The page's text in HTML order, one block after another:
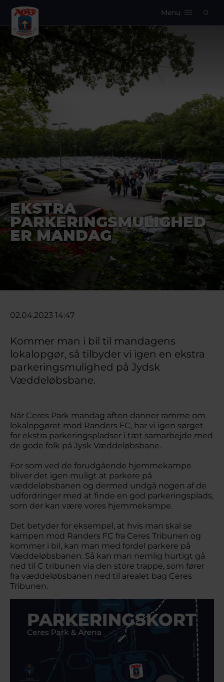
Logo
Menu
EKSTRA
PARKERINGSMULIGHED
ER MANDAG
02.04.2023 14:47
Kommer man i bil til mandagens
lokalopgør, så tilbyder vi igen en ekstra
parkeringsmulighed på Jydsk
Væddeløbsbane.
Når Ceres Park mandag aften danner ramme om
lokalopgøret mod Randers FC, har vi igen sørget
for ekstra parkeringspladser i tæt samarbejde med
de gode folk på Jysk Væddeløbsbane.
For som ved de forudgående hjemmekampe
bliver det igen muligt at parkere på
væddeløbsbanen og dermed undgå nogen af de
udfordringer med at finde en god parkeringsplads,
som der kan være vores hjemmekampe.
Det betyder for eksempel, at hvis man skal se
kampen mod Randers FC fra Ceres Tribunen og
kommer i bil, kan man med fordel parkere på
Væddeløbsbanen. Så kan man nemlig hurtigt gå
ned til C tribunen via den store trappe, som fører
fra væddeløbsbanen ned til arealet bag Ceres
Tribunen.